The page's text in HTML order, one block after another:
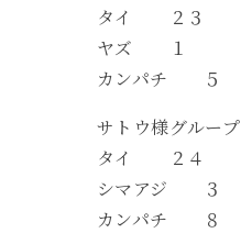
タイ ２３
ヤズ １
カンパチ ５
サトウ様グループ
タイ ２４
シマアジ ３
カンパチ ８